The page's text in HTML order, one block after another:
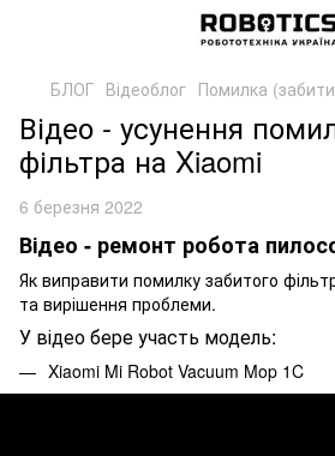
БЛОГ Відеоблог Помилка
Відео - усунення
фільтра на Xiaomi
6 березня 2022
Відео - ремонт робота
Як виправити помилку забитого
та вирішення проблеми.
У відео бере участь модель:
Xiaomi Mi Robot Vacuum Mop 1C